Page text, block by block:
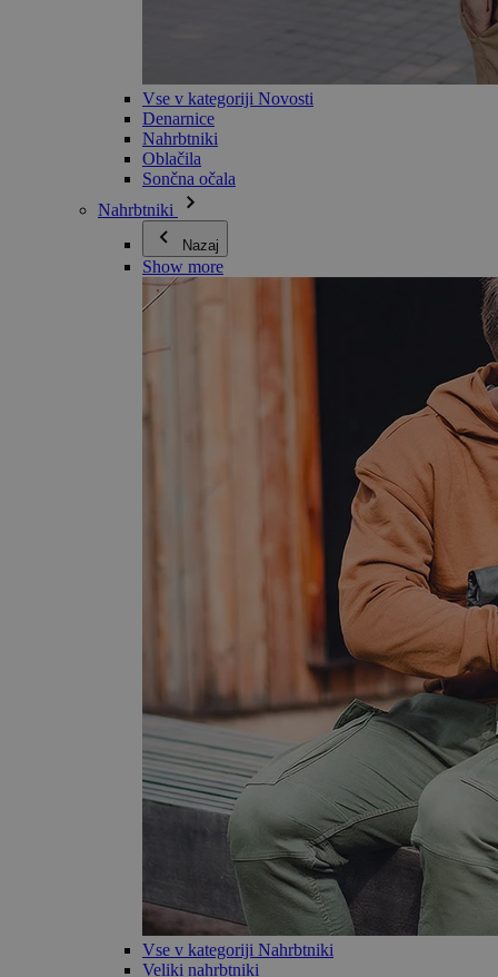
Vse v kategoriji Novosti
Denarnice
Nahrbtniki
Oblačila
Sončna očala
Nahrbtniki
Nazaj
Show more
Vse v kategoriji Nahrbtniki
Veliki nahrbtniki